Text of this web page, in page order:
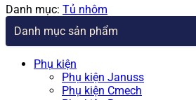
áo
nhôm
Xingfa
hình
chữ
Danh mục: Tủ nhôm
Danh mục sản phẩm
Phụ kiện
Phụ kiện Januss
Phụ kiện Cmech